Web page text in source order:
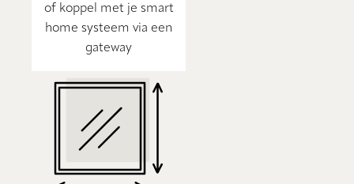
of koppel met je smart
home systeem via een
gateway